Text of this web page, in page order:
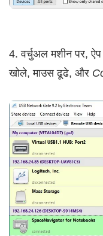
4. वर्चुअल मशीन पर,
खोले, माउस ढूढे, और